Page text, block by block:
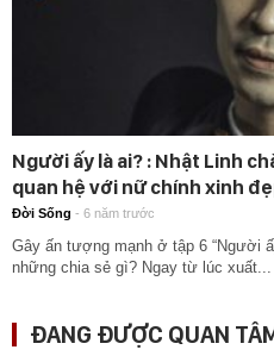
Người ấy là ai? : Nhật Linh
quan hệ với nữ chính xinh
Đời Sống - 6 năm trước
Gây ấn tượng mạnh ở tập 6 “Người
những chia sẻ gì? Ngay từ lúc xuất...
ĐANG ĐƯỢC QUAN